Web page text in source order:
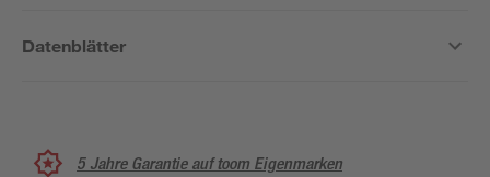
Datenblätter
5 Jahre Garantie auf toom Eigenmarken